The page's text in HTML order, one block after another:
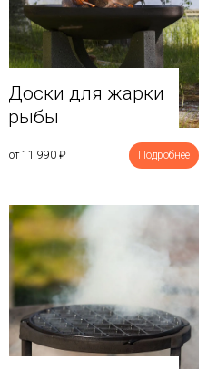
Доски для жарки
рыбы
от 11 990 ₽ Подробнее